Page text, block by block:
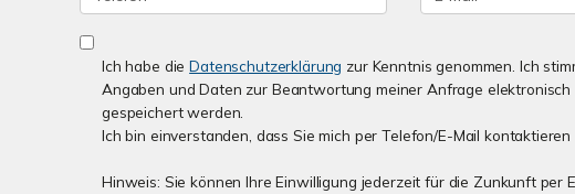
Ich habe dieDatenschutzerklärung zur Kenntnis genommen. Ich
Angaben und Daten zur Beantwortung meiner Anfrage elektronisch
gespeichert werden.
Ich bin einverstanden, dass Sie mich per Telefon/E-Mail kontaktieren
Hinweis: Sie können Ihre Einwilligung jederzeit für die Zunkunft per